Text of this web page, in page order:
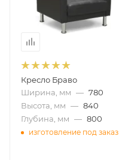
Кресло Браво
Ширина, мм — 780
Высота, мм — 840
Глубина, мм — 800
изготовление под заказ